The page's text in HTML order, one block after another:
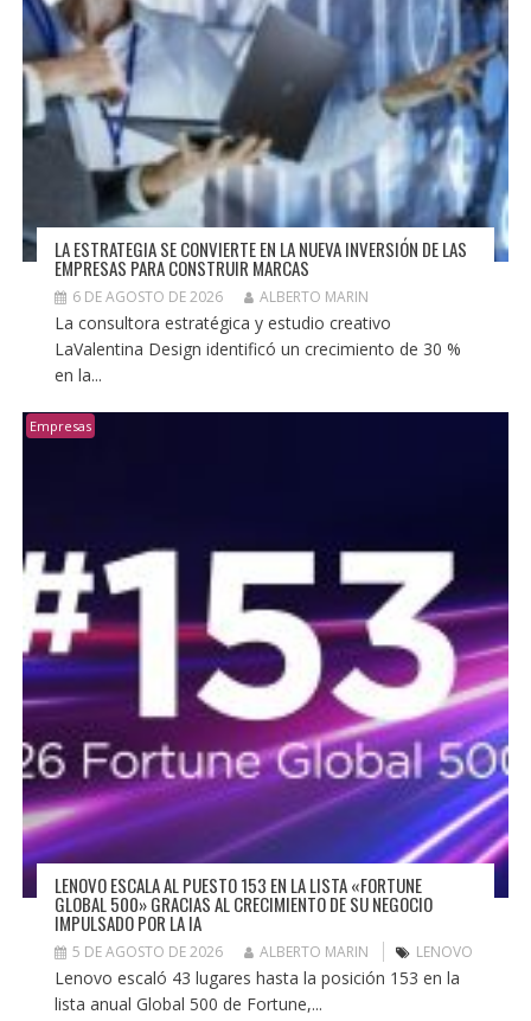
LA ESTRATEGIA SE CONVIERTE EN LA NUEVA INVERSIÓN DE LAS
EMPRESAS PARA CONSTRUIR MARCAS
6 DE AGOSTO DE 2026 ALBERTO MARIN
La consultora estratégica y estudio creativo
LaValentina Design identificó un crecimiento de 30 %
en la...
Empresas
LENOVO ESCALA AL PUESTO 153 EN LA LISTA «FORTUNE
GLOBAL 500» GRACIAS AL CRECIMIENTO DE SU NEGOCIO
IMPULSADO POR LA IA
5 DE AGOSTO DE 2026 ALBERTO MARIN LENOVO
Lenovo escaló 43 lugares hasta la posición 153 en la
lista anual Global 500 de Fortune,...